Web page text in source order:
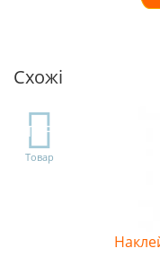
Схожі
TOP
Товар